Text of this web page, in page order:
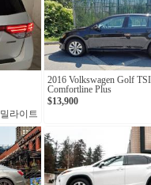
밀라이트
2016 Volkswagen Golf TSI
Comfortline Plus
$13,900